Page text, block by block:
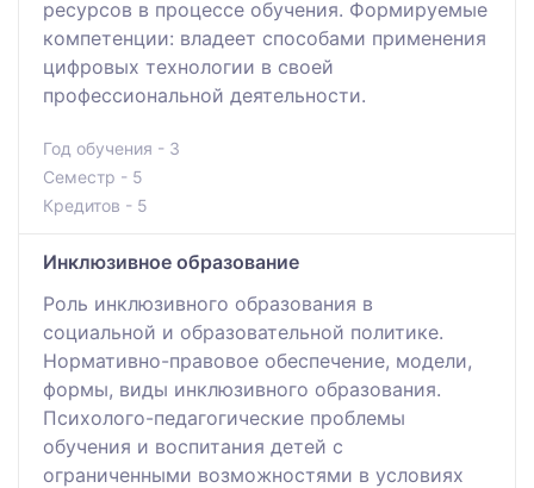
ресурсов в процессе обучения. Формируемые
компетенции: владеет способами применения
цифровых технологии в своей
профессиональной деятельности.
Год обучения - 3
Семестр - 5
Кредитов - 5
Инклюзивное образование
Роль инклюзивного образования в
социальной и образовательной политике.
Нормативно-правовое обеспечение, модели,
формы, виды инклюзивного образования.
Психолого-педагогические проблемы
обучения и воспитания детей с
ограниченными возможностями в условиях